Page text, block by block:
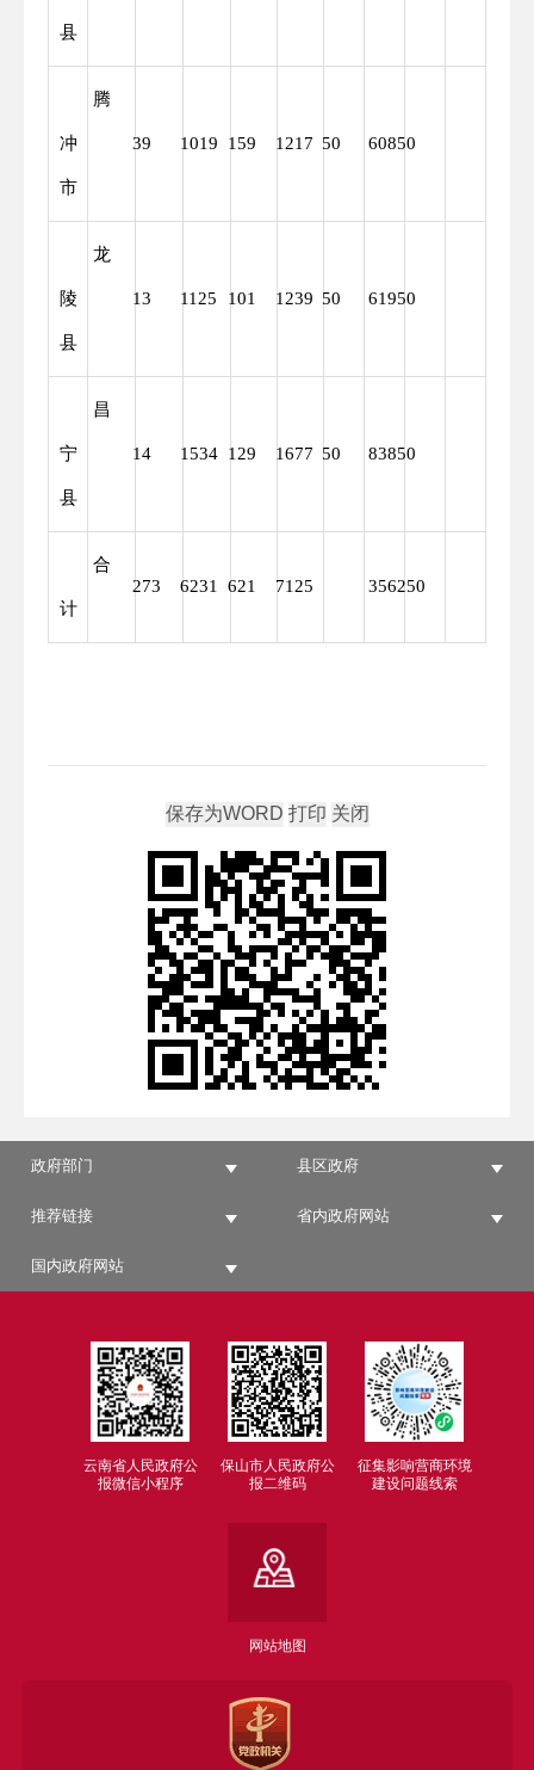
县
腾
冲
市
39 1019 159 1217 50 60850
龙
陵
县
13 1125 101 1239 50 61950
昌
宁
县
14 1534 129 1677 50 83850
合
计
273 6231 621 7125 356250
政府部门 县区政府
推荐链接 省内政府网站
国内政府网站
云南省人民政府公
报微信小程序
保山市人民政府公
报二维码
征集影响营商环境
建设问题线索
网站地图